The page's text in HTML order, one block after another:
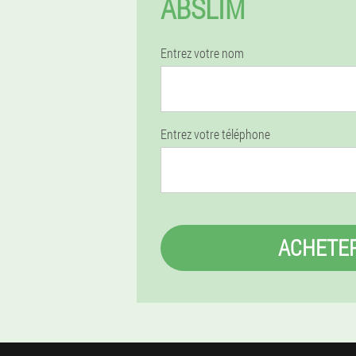
ABSLIM
Entrez votre nom
Entrez votre téléphone